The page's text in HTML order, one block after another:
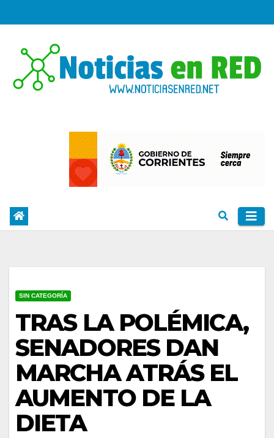
to
SIN CATEGORÍA
TRAS LA POLÉMICA,
SENADORES DAN
MARCHA ATRÁS EL
AUMENTO DE LA
DIETA